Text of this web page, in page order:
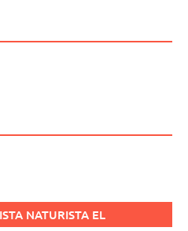
NATURISTA EL